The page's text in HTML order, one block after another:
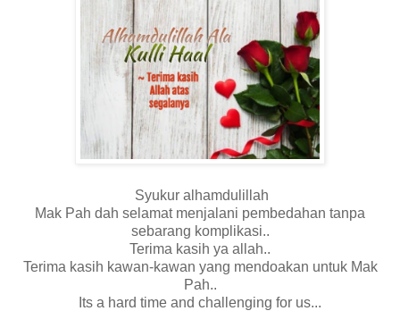
Syukur alhamdulillah
Mak Pah dah selamat menjalani pembedahan tanpa
sebarang komplikasi..
Terima kasih ya allah..
Terima kasih kawan-kawan yang mendoakan untuk Mak
Pah..
Its a hard time and challenging for us...